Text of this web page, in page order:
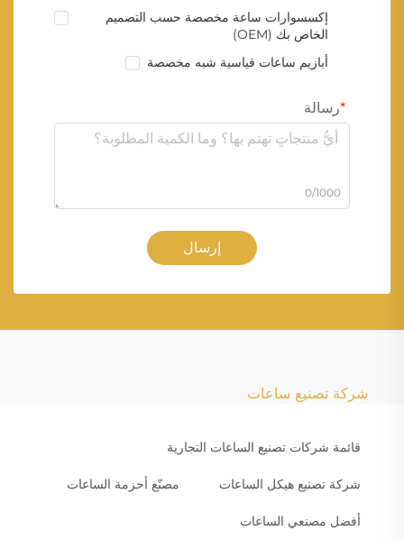
إكسسوارات ساعة مخصصة حسب التصميم
الخاص بك (OEM)
أبازيم ساعات قياسية شبه مخصصة
رسالة
0/1000
إرسال
شركة تصنيع ساعات
قائمة شركات تصنيع الساعات التجارية
شركة تصنيع هيكل الساعات مصنّع أحزمة الساعات
أفضل مصنعي الساعات